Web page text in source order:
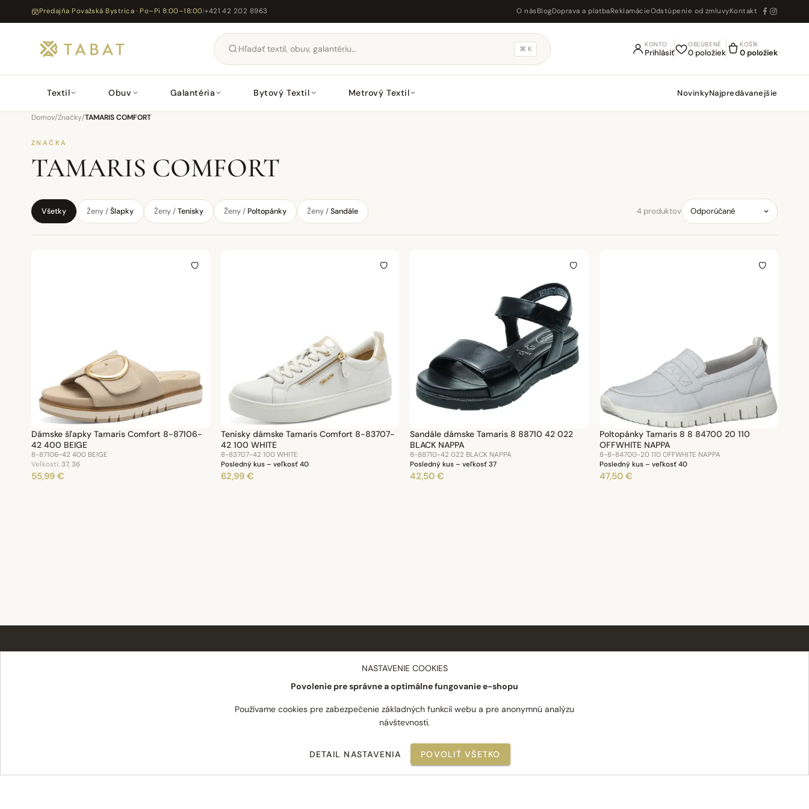
Predajňa Považská Bystrica · Po–Pi 8:00–18:00|+421 42 202 8963 O nás BlogDoprava a platbaReklamácieOdstúpenie od zmluvyKontakt
⌘ K
KONTO
Prihlásiť
OBĽÚBENÉ
0 položiek
KOŠÍK
0 položiek
Textil Obuv Galantéria Bytový Textil Metrový Textil NovinkyNajpredávanejšie
Domov/Značky/TAMARIS COMFORT
ZNAČKA
TAMARIS COMFORT
Všetky Ženy /Šlapky Ženy /Tenisky Ženy / Poltopánky Ženy /Sandále 4 produktov
Dámske šľapky Tamaris Comfort 8-87106-
42 400 BEIGE
8-87106-42 400 BEIGE
Veľkosti: 37, 36
55,99 €
Tenisky dámske Tamaris Comfort 8-83707-
42 100 WHITE
8-83707-42 100 WHITE
Posledný kus – veľkosť 40
62,99 €
Sandále dámske Tamaris 8 88710 42 022
BLACK NAPPA
8-88710-42 022 BLACK NAPPA
Posledný kus – veľkosť 37
42,50 €
Poltopánky Tamaris 8 8 84700 20 110
OFFWHITE NAPPA
8-8-84700-20 110 OFFWHITE NAPPA
Posledný kus – veľkosť 40
47,50 €
Doprava a platba
Reklamácie
O nás
Blog
Najpredávanejšie
NASTAVENIE COOKIES
Povolenie pre správne a optimálne fungovanie e-shopu
Používame cookies pre zabezpečenie základných funkcií webu a pre anonymnú analýzu
návštevnosti.
DETAIL NASTAVENIA POVOLIŤ VŠETKO